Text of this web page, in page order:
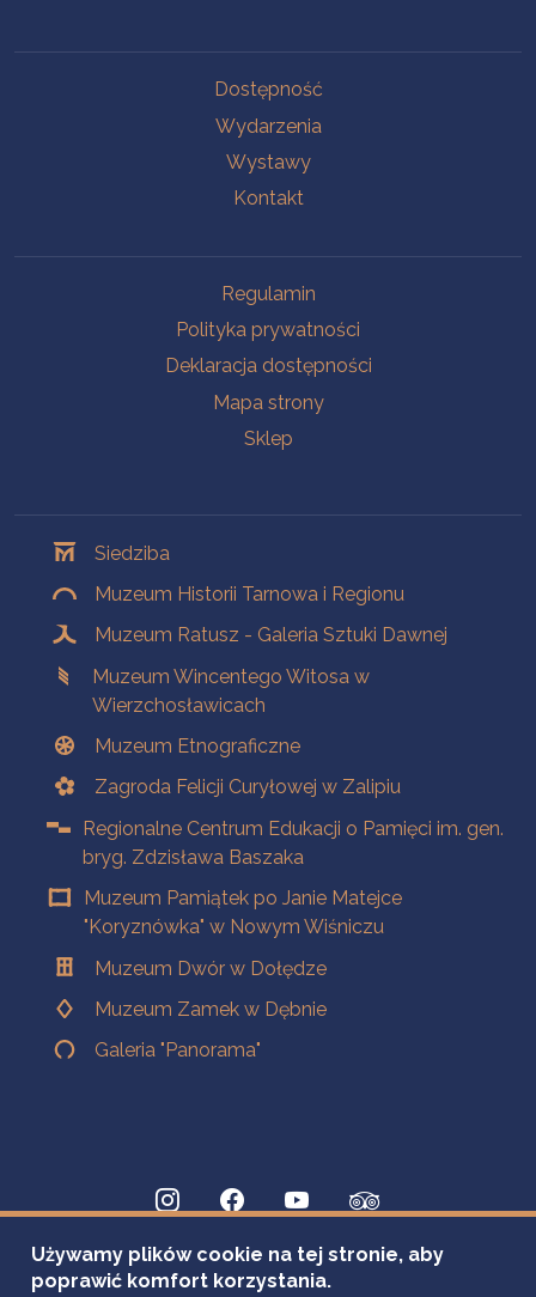
Dostępność
Wydarzenia
Wystawy
Kontakt
Regulamin
Polityka prywatności
Deklaracja dostępności
Mapa strony
Sklep
Siedziba
Muzeum Historii Tarnowa i Regionu
Muzeum Ratusz - Galeria Sztuki Dawnej
Muzeum Wincentego Witosa w
Wierzchosławicach
Muzeum Etnograficzne
Zagroda Felicji Curyłowej w Zalipiu
Regionalne Centrum Edukacji o Pamięci im. gen.
bryg. Zdzisława Baszaka
Muzeum Pamiątek po Janie Matejce
"Koryznówka" w Nowym Wiśniczu
Muzeum Dwór w Dołędze
Muzeum Zamek w Dębnie
Galeria "Panorama"
Używamy plików cookie na tej stronie, aby
poprawić komfort korzystania.